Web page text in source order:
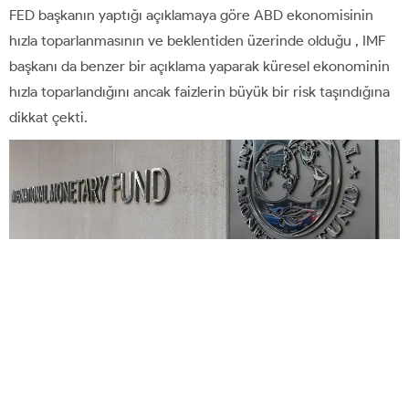
FED başkanın yaptığı açıklamaya göre ABD ekonomisinin
hızla toparlanmasının ve beklentiden üzerinde olduğu , IMF
başkanı da benzer bir açıklama yaparak küresel ekonominin
hızla toparlandığını ancak faizlerin büyük bir risk taşındığına
dikkat çekti.